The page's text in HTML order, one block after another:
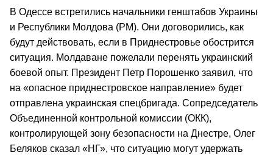
В Одессе встретились начальники генштабов Украины
и Республики Молдова (РМ). Они договорились, как
будут действовать, если в Приднестровье обострится
ситуация. Молдаване пожелали перенять украинский
боевой опыт. Президент Петр Порошенко заявил, что
на «опасное приднестровское направление» будет
отправлена украинская спецбригада. Сопредседатель
Объединенной контрольной комиссии (ОКК),
контролирующей зону безопасности на Днестре, Олег
Беляков сказал «НГ», что ситуацию могут удержать